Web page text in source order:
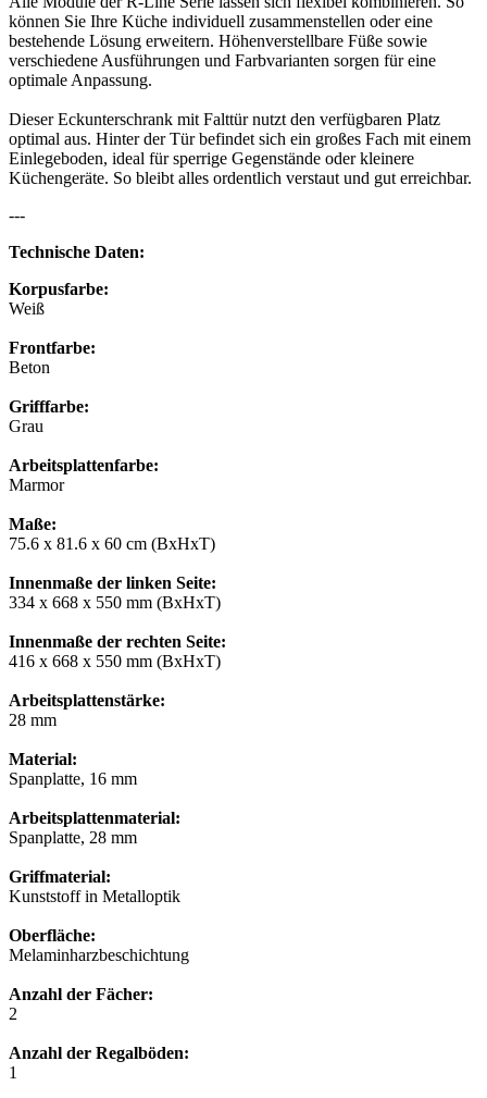
können Sie Ihre Küche individuell zusammenstellen oder eine
bestehende Lösung erweitern. Höhenverstellbare Füße sowie
verschiedene Ausführungen und Farbvarianten sorgen für eine
optimale Anpassung.
Dieser Eckunterschrank mit Falttür nutzt den verfügbaren Platz
optimal aus. Hinter der Tür befindet sich ein großes Fach mit einem
Einlegeboden, ideal für sperrige Gegenstände oder kleinere
Küchengeräte. So bleibt alles ordentlich verstaut und gut erreichbar.
---
Technische Daten:
Korpusfarbe:
Weiß
Frontfarbe:
Beton
Grifffarbe:
Grau
Arbeitsplattenfarbe:
Marmor
Maße:
75.6 x 81.6 x 60 cm (BxHxT)
Innenmaße der linken Seite:
334 x 668 x 550 mm (BxHxT)
Innenmaße der rechten Seite:
416 x 668 x 550 mm (BxHxT)
Arbeitsplattenstärke:
28 mm
Material:
Spanplatte, 16 mm
Arbeitsplattenmaterial:
Spanplatte, 28 mm
Griffmaterial:
Kunststoff in Metalloptik
Oberfläche:
Melaminharzbeschichtung
Anzahl der Fächer:
2
Anzahl der Regalböden:
1